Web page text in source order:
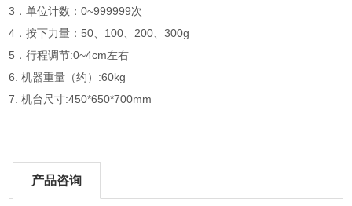
3．单位计数：0~999999次
4．按下力量：50、100、200、300g
5．行程调节:0~4cm左右
6. 机器重量（约）:60kg
7. 机台尺寸:450*650*700mm
产品咨询